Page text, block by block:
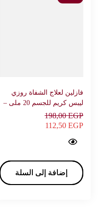
فازلين لعلاج الشفاة روزي
ليبس كريم للجسم 20 ملى –
فيزلين198,00EGP
112,50 EGP
إضافة إلى السلة
Vaseline lip therapy Rosylips Body Lotions & Creams 20 ml - VASELINE…
إضافة إلى السلة